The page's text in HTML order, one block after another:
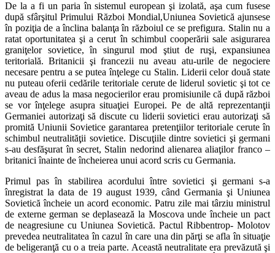
De la a fi un paria în sistemul european şi izolată, aşa cum fusese
după sfârşitul Primului Război Mondial,Uniunea Sovietică ajunsese
în poziţia de a înclina balanţa în războiul ce se prefigura. Stalin nu a
ratat oportunitatea şi a cerut în schimbul cooperării sale asigurarea
graniţelor sovietice, în singurul mod ştiut de ruşi, expansiunea
teritorială. Britanicii şi francezii nu aveau atu-urile de negociere
necesare pentru a se putea înţelege cu Stalin. Liderii celor două state
nu puteau oferii cedările teritoriale cerute de liderul sovietic şi tot ce
aveau de adus la masa negocierilor erau promisiunile că după război
se vor înţelege asupra situaţiei Europei. Pe de altă reprezentanţii
Germaniei autorizaţi să discute cu liderii sovietici erau autorizaţi să
promită Uniunii Sovietice garantarea pretenţiilor teritoriale cerute în
schimbul neutralităţii sovietice. Discuţiile dintre sovietici şi germani
s-au desfăşurat în secret, Stalin nedorind alienarea aliaţilor franco –
britanici înainte de încheierea unui acord scris cu Germania.
Primul pas în stabilirea acordului între sovietici şi germani s-a
înregistrat la data de 19 august 1939, când Germania şi Uniunea
Sovietică încheie un acord economic. Patru zile mai târziu ministrul
de externe german se deplasează la Moscova unde încheie un pact
de neagresiune cu Uniunea Sovietică. Pactul Ribbentrop- Molotov
prevedea neutralitatea în cazul în care una din părţi se afla în situaţie
de beligeranţă cu o a treia parte. Această neutralitate era prevăzută şi